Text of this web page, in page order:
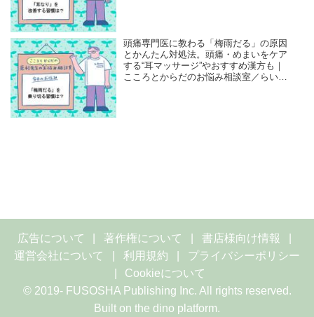
頭痛専門医に教わる「梅雨だる」の原因
とかんたん対処法。頭痛・めまいをケア
する“耳マッサージ”やおすすめ漢方も｜
こころとからだのお悩み相談室／らいむ
広告について 著作権について
書店様向け情報
運営会社について
利用規約
プライバシーポリシー
Cookieについて
© 2019- FUSOSHA Publishing Inc. All rights reserved.
Built on the dino platform.